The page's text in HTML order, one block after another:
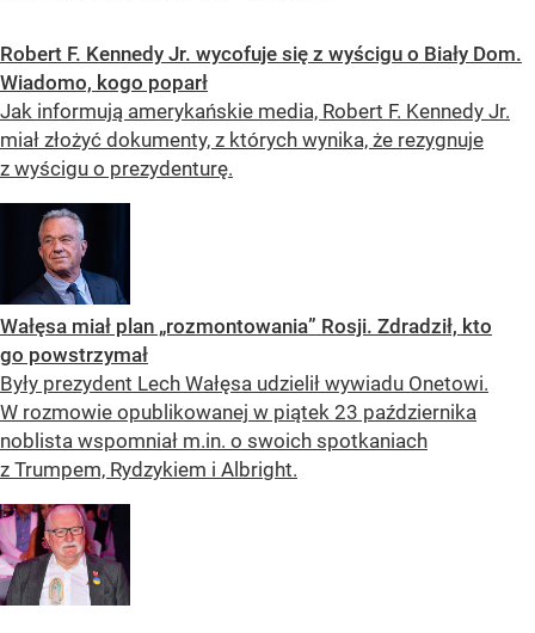
Robert F. Kennedy Jr. wycofuje się z wyścigu o Biały Dom.
Wiadomo, kogo poparł
Jak informują amerykańskie media, Robert F. Kennedy Jr.
miał złożyć dokumenty, z których wynika, że rezygnuje
z wyścigu o prezydenturę.
Wałęsa miał plan „rozmontowania” Rosji. Zdradził, kto
go powstrzymał
Były prezydent Lech Wałęsa udzielił wywiadu Onetowi.
W rozmowie opublikowanej w piątek 23 października
noblista wspomniał m.in. o swoich spotkaniach
z Trumpem, Rydzykiem i Albright.